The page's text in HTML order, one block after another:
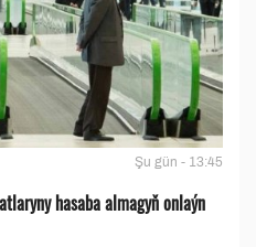
Şu gün - 13:45
hasaba almagyň onlaýn